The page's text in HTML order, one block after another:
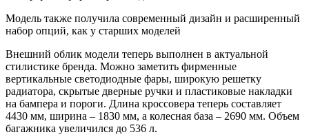
Модель также получила современный дизайн и расширенный
набор опций, как у старших моделей
Внешний облик модели теперь выполнен в актуальной
стилистике бренда. Можно заметить фирменные
вертикальные светодиодные фары, широкую решетку
радиатора, скрытые дверные ручки и пластиковые накладки
на бампера и пороги. Длина кроссовера теперь составляет
4430 мм, ширина – 1830 мм, а колесная база – 2690 мм. Объем
багажника увеличился до 536 л.